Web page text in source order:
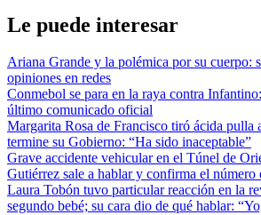
Le puede interesar
Ariana Grande y la polémica por su cuerpo:
opiniones en redes
Conmebol se para en la raya contra
último comunicado oficial
Margarita Rosa de Francisco tiró ácida pulla
termine su Gobierno: “Ha sido inaceptable”
Grave accidente vehicular en el Túnel de
Gutiérrez sale a hablar y confirma el número
Laura Tobón tuvo particular reacción en la
segundo bebé; su cara dio de qué hablar: